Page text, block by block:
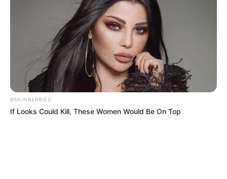
EMERGENCIAS POR LLUVIAS
METRO DE MEDELLÍN
ELECCIONES PRESIDENCIALES
MARINILLA - ANTIOQUIA
EPM
YONDÓ - ANTIOQUIA
RIONEGRO
BRAINBERRIES
If Looks Could Kill, These Women Would Be On Top